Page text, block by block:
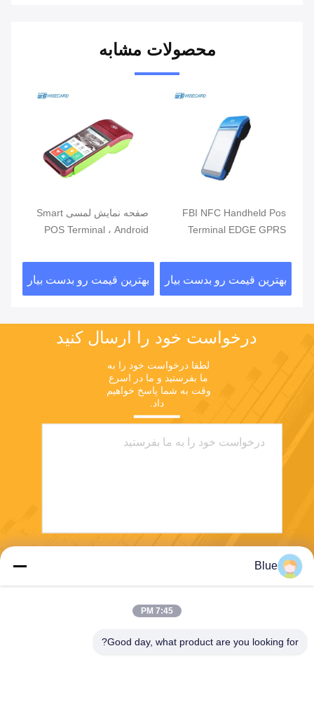
محصولات مشابه
FBI NFC Handheld Pos
Terminal EDGE GPRS
Pos Systems
بهترین قیمت رو بدست بیار
صفحه نمایش لمسی Smart
POS Terminal ، Android
بهترین قیمت رو بدست بیار
درخواست خود را ارسال کنید
ما بفرستید و ما در اسرع
داد.
Blue
7:45 PM
Good day, what product are you looking for?